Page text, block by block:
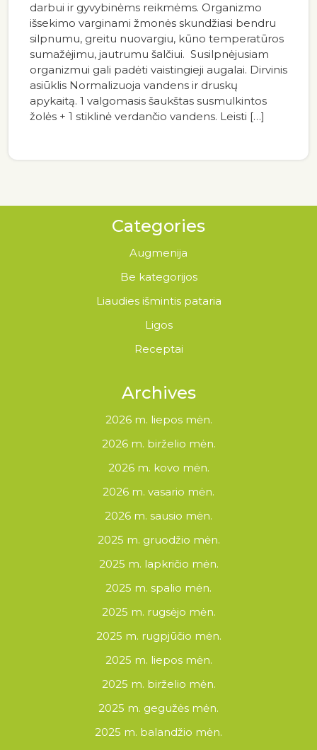
darbui ir gyvybinėms reikmėms. Organizmo
išsekimo varginami žmonės skundžiasi bendru
silpnumu, greitu nuovargiu, kūno temperatūros
sumažėjimu, jautrumu šalčiui. Susilpnėjusiam
organizmui gali padėti vaistingieji augalai. Dirvinis
asiūklis Normalizuoja vandens ir druskų
apykaitą. 1 valgomasis šaukštas susmulkintos
žolės + 1 stiklinė verdančio vandens. Leisti […]
Categories
Augmenija
Be kategorijos
Liaudies išmintis pataria
Ligos
Receptai
Archives
2026 m. liepos mėn.
2026 m. birželio mėn.
2026 m. kovo mėn.
2026 m. vasario mėn.
2026 m. sausio mėn.
2025 m. gruodžio mėn.
2025 m. lapkričio mėn.
2025 m. spalio mėn.
2025 m. rugsėjo mėn.
2025 m. rugpjūčio mėn.
2025 m. liepos mėn.
2025 m. birželio mėn.
2025 m. gegužės mėn.
2025 m. balandžio mėn.